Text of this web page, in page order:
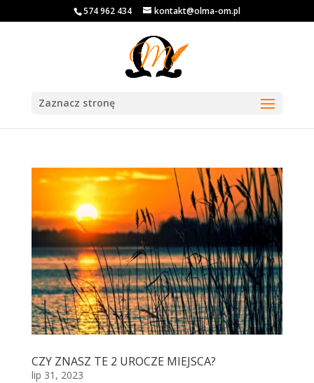
574 962 434 kontakt@olma-om.pl
Zaznacz stronę
CZY ZNASZ TE 2 UROCZE MIEJSCA?
lip 31, 2023